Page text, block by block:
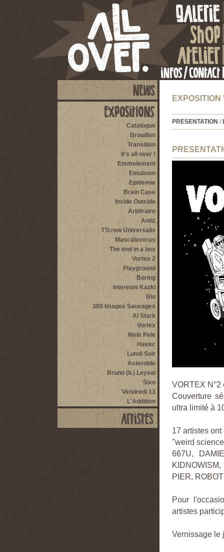
Catalogue
Brouillon
Transition
It's all over !
Emmelement
Emulsion
Epidemie
Brain Case
Inside Outside
Arbitraire
Antiz
TTcrew Universalis
Mascalaveras
The end in a box
Vortex 2
Playground
Boring
Interesni Kazki
Blo
300 Images Sauvages
Al Stark
Vortex
Mele Pele
Havec
Lundi Soir
Asteroide
Bruno (b.) Leyval
Sixo
Vendredi 13
L'Addition
EXPOSITION
PRESENTATION /
VORTEX N°2
Couverture
ultra limité à
17 artistes
"weird
667U,
PIER,
Pour
artistes
Vernissage le